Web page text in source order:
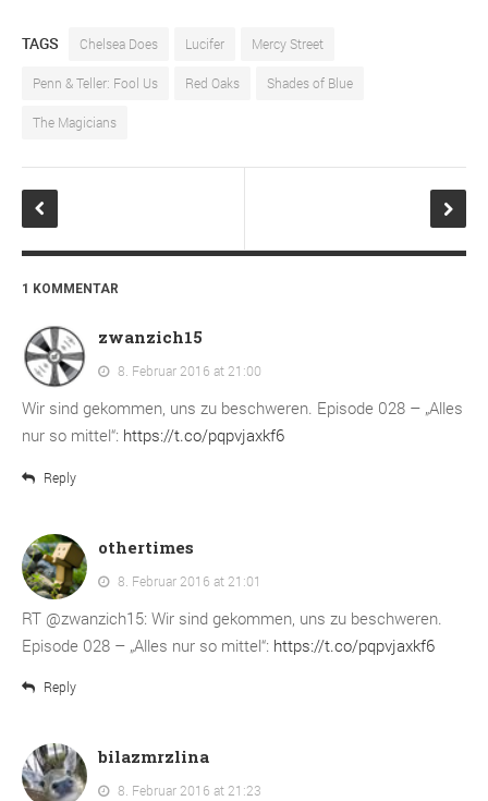
TAGS Chelsea Does Lucifer Mercy Street
Penn & Teller: Fool Us Red Oaks Shades of Blue
The Magicians
1 KOMMENTAR
zwanzich15
8. Februar 2016 at 21:00
Wir sind gekommen, uns zu beschweren. Episode 028 – „Alles
nur so mittel“: https://t.co/pqpvjaxkf6
Reply
othertimes
8. Februar 2016 at 21:01
RT @zwanzich15: Wir sind gekommen, uns zu beschweren.
Episode 028 – „Alles nur so mittel“: https://t.co/pqpvjaxkf6
Reply
bilazmrzlina
8. Februar 2016 at 21:23